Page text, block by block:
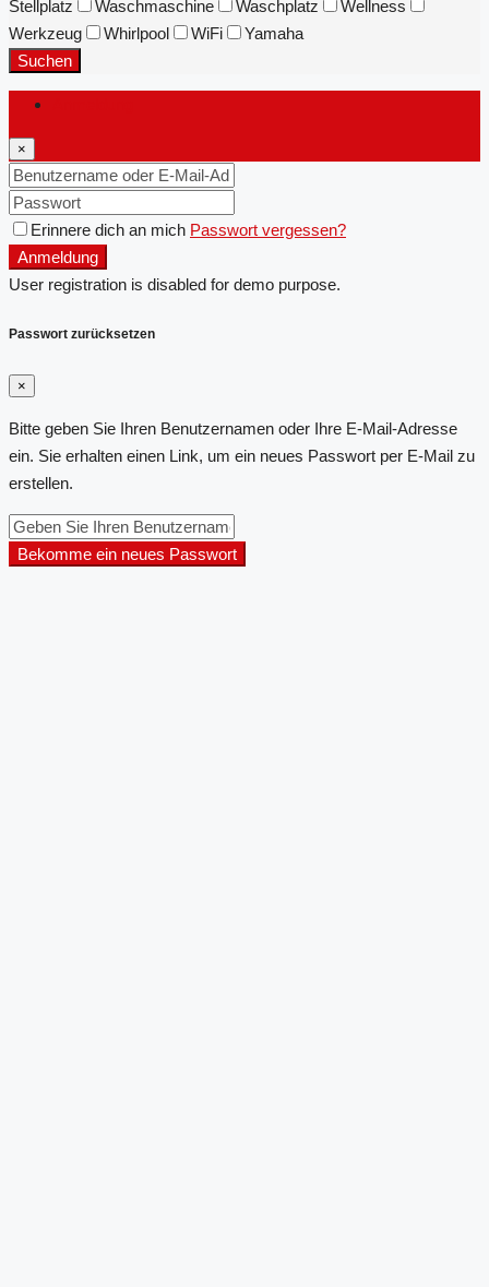
Stellplatz Waschmaschine Waschplatz
Wellness
Werkzeug
Whirlpool WiFi
Yamaha
Suchen
×
Erinnere dich an mich Passwort vergessen?
Anmeldung
User registration is disabled for demo purpose.
Passwort zurücksetzen
×
Bitte geben Sie Ihren Benutzernamen oder Ihre E-Mail-Adresse
ein. Sie erhalten einen Link, um ein neues Passwort per E-Mail zu
erstellen.
Bekomme ein neues Passwort